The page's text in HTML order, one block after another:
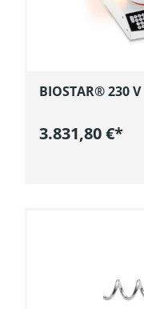
BIOSTAR® 230 V
3.831,80 €*